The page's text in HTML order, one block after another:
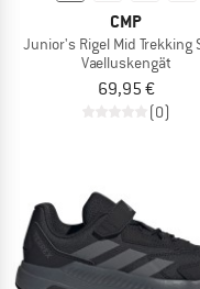
CMP
Junior's Rigel Mid Trekking
Vaelluskengät
69,95 €
(0)